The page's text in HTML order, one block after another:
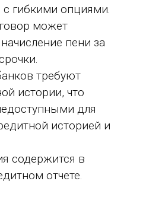
гибкими опциями.
может
пени за
требуют
истории, что
для
историей и
содержится в
отчете.